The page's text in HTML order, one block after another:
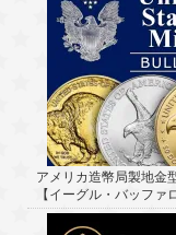
アメリカ造幣局製地金
【イーグル・バッファ